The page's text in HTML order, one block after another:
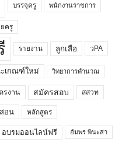
บรรจุครู พนักงานราชการ
ครู
รายงาน ลูกเสือ วPA
เกณฑ์ใหม่ วิทยาการคำนวณ
รงาน สมัครสอบ สสวท
อน หลักสูตร
อบรมออนไลน์ฟรี อัมพร พินะสา